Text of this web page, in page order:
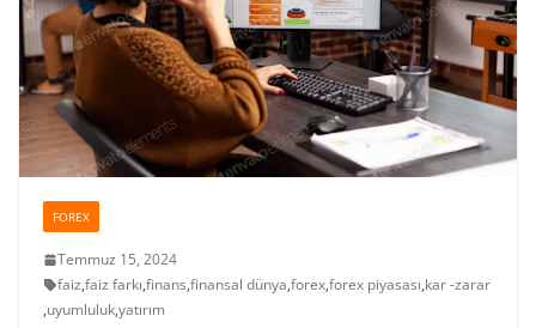
FOREX
Temmuz 15, 2024
faiz,faiz farkı,finans,finansal dünya,forex,forex piyasası,kar -zarar
,uyumluluk,yatırım